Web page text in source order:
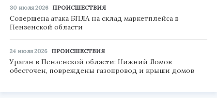
30 июля 2026 ПРОИСШЕСТВИЯ
Совершена атака БПЛА на склад маркетплейса в
Пензенской области
24 июля 2026 ПРОИСШЕСТВИЯ
Ураган в Пензенской области: Нижний Ломов
обесточен, повреждены газопровод и крыши домов